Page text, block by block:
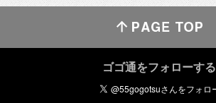
ゴゴ通をフォローする